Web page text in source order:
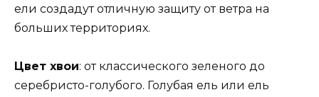
ели создадут отличную защиту от ветра на
больших территориях.
Цвет хвои: от классического зеленого до
серебристо-голубого. Голубая ель или ель